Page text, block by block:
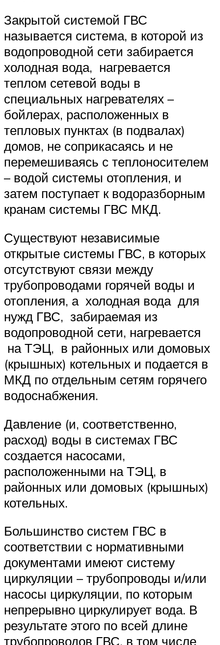
Закрытой системой ГВС
называется система, в которой из
водопроводной сети забирается
холодная вода, нагревается
теплом сетевой воды в
специальных нагревателях –
бойлерах, расположенных в
тепловых пунктах (в подвалах)
домов, не соприкасаясь и не
перемешиваясь с теплоносителем
– водой системы отопления, и
затем поступает к водоразборным
кранам системы ГВС МКД.
Существуют независимые
открытые системы ГВС, в которых
отсутствуют связи между
трубопроводами горячей воды и
отопления, а холодная вода для
нужд ГВС, забираемая из
водопроводной сети, нагревается
на ТЭЦ, в районных или домовых
(крышных) котельных и подается в
МКД по отдельным сетям горячего
водоснабжения.
Давление (и, соответственно,
расход) воды в системах ГВС
создается насосами,
расположенными на ТЭЦ, в
районных или домовых (крышных)
котельных.
Большинство систем ГВС в
соответствии с нормативными
документами имеют систему
циркуляции – трубопроводы и/или
насосы циркуляции, по которым
непрерывно циркулирует вода. В
результате этого по всей длине
трубопроводов ГВС, в том числе